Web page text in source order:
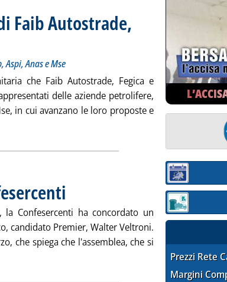
Faib Autostrade,
Anas e Mse
che Faib Autostrade, Fegica e
delle aziende petrolifere,
in cui avanzano le loro proposte e
tutta la notizia: '“Caro royalty”: le richieste di
. Pubblicata mercoledì 26 marzo 2008 alle 16.4.
Confesercenti ha concordato un
candidato Premier, Walter Veltroni.
che spiega che l'assemblea, che si
tutta la notizia: 'Il 31 incontro Veltroni/
Sezione:
Sezione:
Prezzi Rete
Margini